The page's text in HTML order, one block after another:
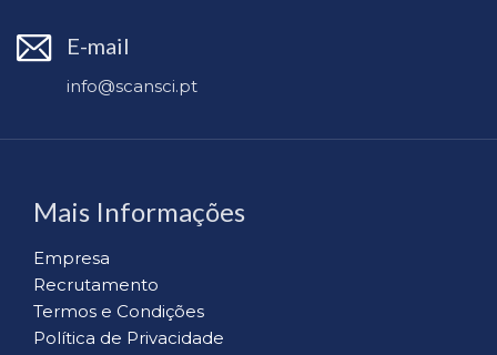
E-mail
info@scansci.pt
Mais Informações
Empresa
Recrutamento
Termos e Condições
Política de Privacidade